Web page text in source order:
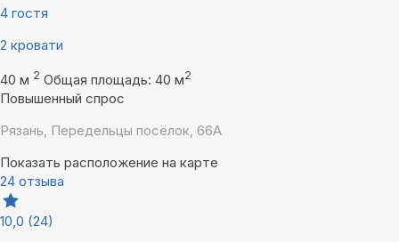
4 гостя
2 кровати
40 м 2 Общая площадь: 40 м2
Повышенный спрос
Рязань, Передельцы посёлок, 66А
Показать расположение на карте
24 отзыва
10,0 (24)